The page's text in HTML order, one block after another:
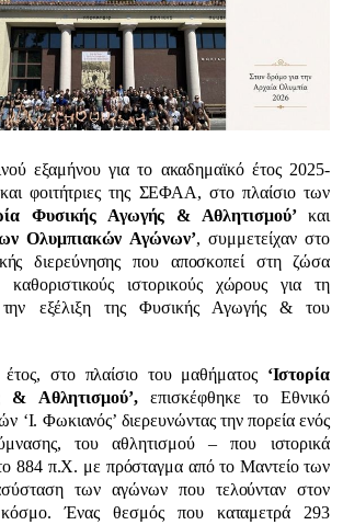
εξαμήνου για το ακαδημαϊκό έτος 2025-
φοιτήτριες της ΣΕΦΑΑ, στο πλαίσιο των
Φυσικής Αγωγής & Αθλητισμού’και
Ολυμπιακών Αγώνων’, συμμετείχαν στο
διερεύνησης που αποσκοπεί στη ζώσα
ιστορικούς χώρους για τη
εξέλιξη της Φυσικής Αγωγής & του
στο πλαίσιο του μαθήματος ‘Ιστορία
Αθλητισμού’,επισκέφθηκε το Εθνικό
‘Ι. Φωκιανός’ διερευνώντας την πορεία ενός
του αθλητισμού – που ιστορικά
884 π.Χ. με πρόσταγμα από το Μαντείο των
των αγώνων που τελούνταν στον
κόσμο. Ένας θεσμός που καταμετρά 293